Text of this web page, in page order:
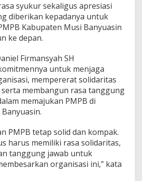
syukur sekaligus apresiasi
diberikan kepadanya untuk
Kabupaten Musi Banyuasin
ke depan.
Firmansyah SH
untuk menjaga
mempererat solidaritas
membangun rasa tanggung
memajukan PMPB di
PMPB tetap solid dan kompak.
harus memiliki rasa solidaritas,
tanggung jawab untuk
organisasi ini,” kata